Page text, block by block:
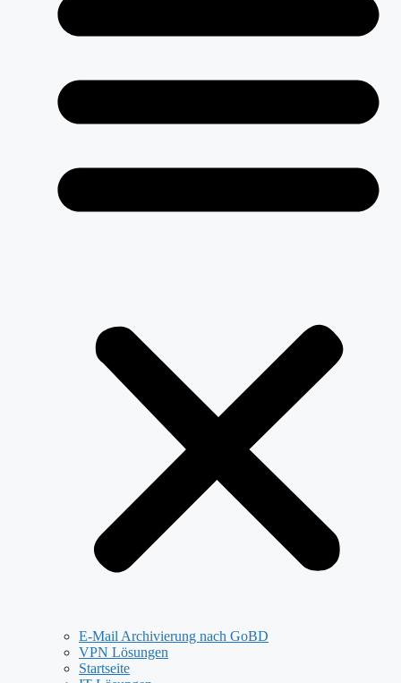
E-Mail Archivierung nach GoBD
VPN Lösungen
Startseite